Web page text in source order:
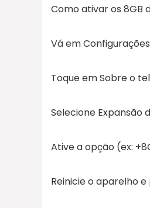
Como ativar os 8GB
Vá em Configurações
Toque em Sobre o
Selecione Expansão
Ative a opção (ex:
Reinicie o aparelho